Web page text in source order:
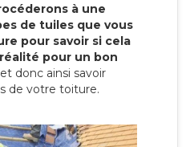
à une
de tuiles que vous
pour savoir si cela
pour un bon
et donc ainsi savoir
de votre toiture.